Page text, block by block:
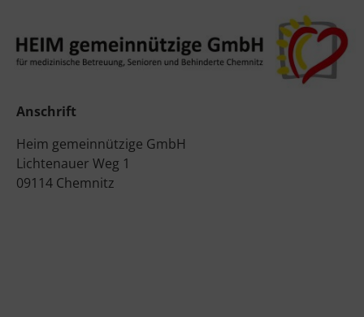
Anschrift
Heim gemeinnützige GmbH
Lichtenauer Weg 1
09114 Chemnitz